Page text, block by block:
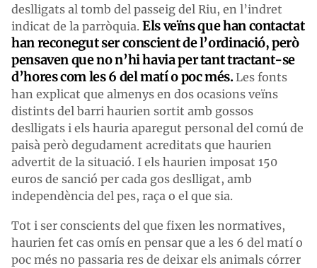
deslligats al tomb del passeig del Riu, en l’indret
indicat de la parròquia. Els veïns que han contactat
han reconegut ser conscient de l’ordinació, però
pensaven que no n’hi havia per tant tractant-se
d’hores com les 6 del matí o poc més.Les fonts
han explicat que almenys en dos ocasions veïns
distints del barri haurien sortit amb gossos
deslligats i els hauria aparegut personal del comú de
paisà però degudament acreditats que haurien
advertit de la situació. I els haurien imposat 150
euros de sanció per cada gos deslligat, amb
independència del pes, raça o el que sia.
Tot i ser conscients del que fixen les normatives,
haurien fet cas omís en pensar que a les 6 del matí o
poc més no passaria res de deixar els animals córrer